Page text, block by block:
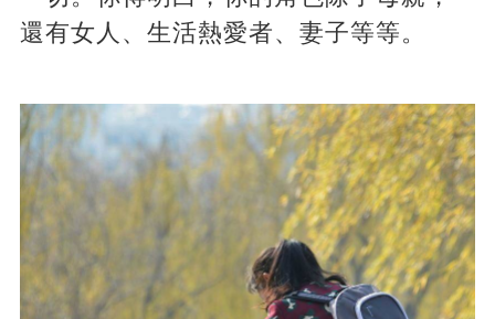
還有女人、生活熱愛者、妻子等等。